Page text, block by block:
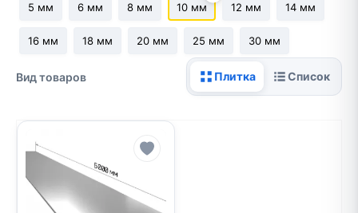
5 мм 6 мм 8 мм 10 мм 12 мм 14 мм
16 мм 18 мм 20 мм 25 мм 30 мм
Вид товаров Плитка Список